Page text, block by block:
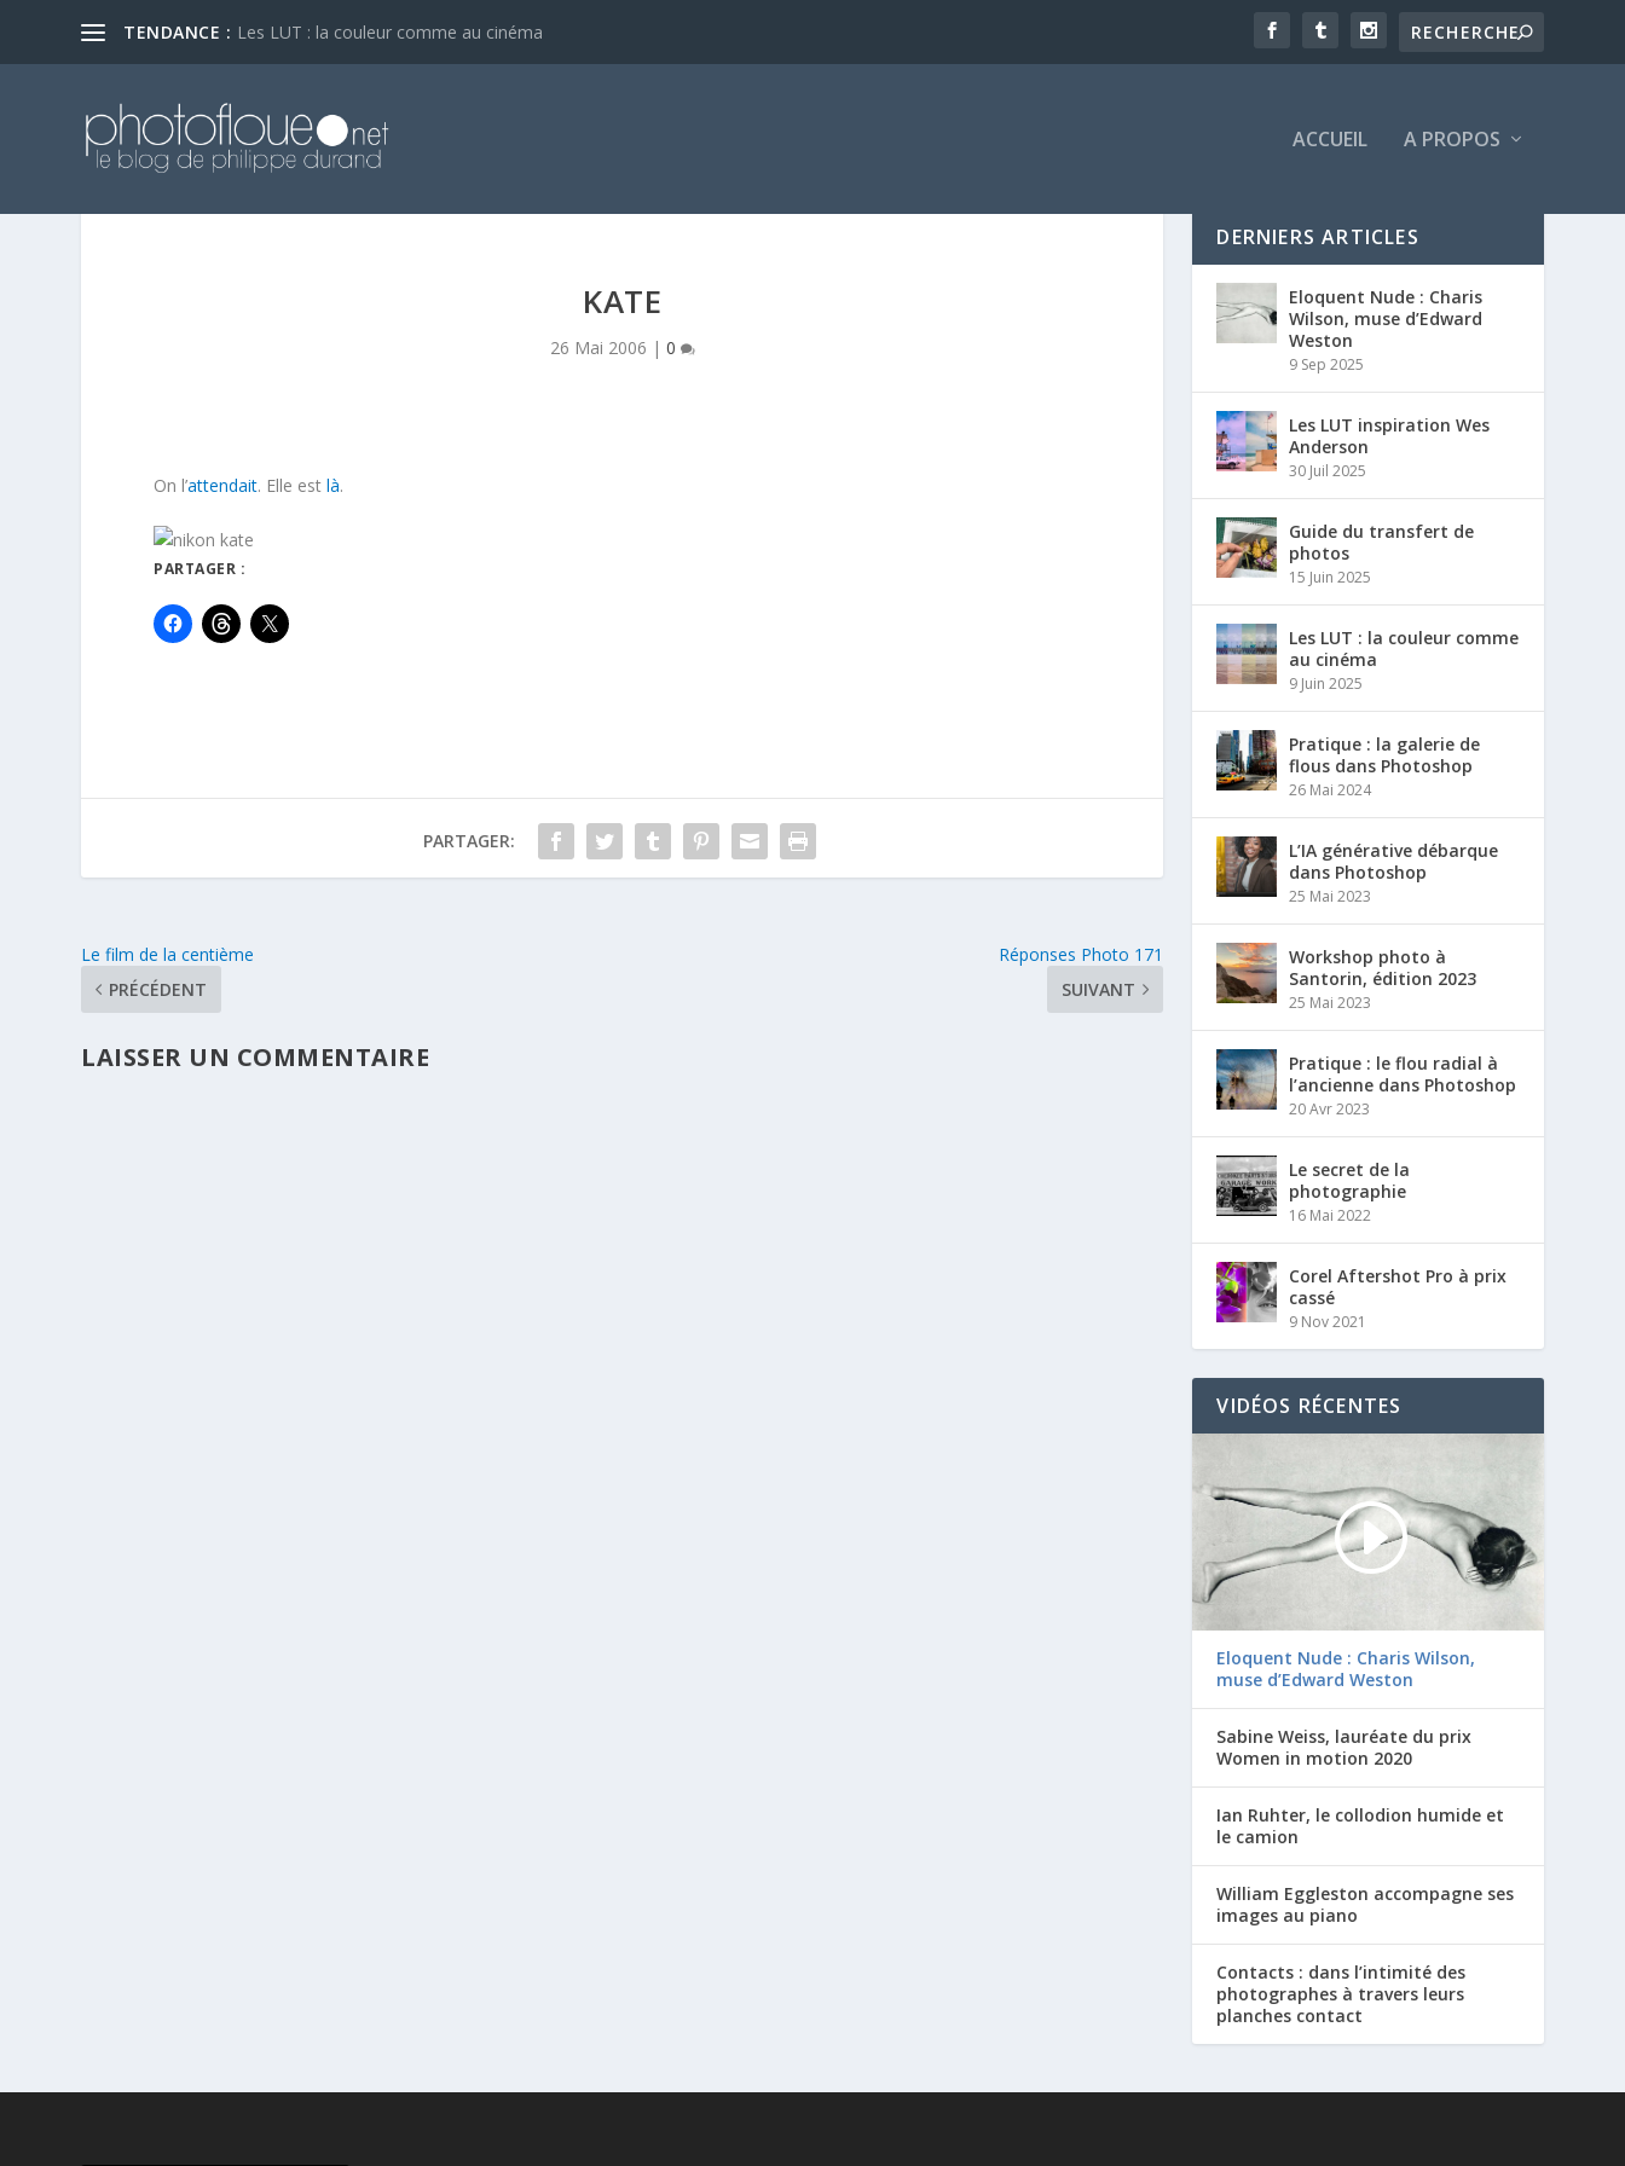
TENDANCE : Les LUT : la couleur comme au cinéma
ACCUEIL A PROPOS
KATE
26 Mai 2006 | 0
On l’attendait. Elle estlà.
PARTAGER :
PARTAGER:
Le film de la centième
PRÉCÉDENT
Réponses Photo 171
SUIVANT
LAISSER UN COMMENTAIRE
DERNIERS ARTICLES
Eloquent Nude : Charis
Wilson, muse d’Edward
Weston
9 Sep 2025
Les LUT inspiration Wes
Anderson
30 Juil 2025
Guide du transfert de
photos
15 Juin 2025
Les LUT : la couleur comme
au cinéma
9 Juin 2025
Pratique : la galerie de
flous dans Photoshop
26 Mai 2024
L’IA générative débarque
dans Photoshop
25 Mai 2023
Workshop photo à
Santorin, édition 2023
25 Mai 2023
Pratique : le flou radial à
l’ancienne dans Photoshop
20 Avr 2023
Le secret de la
photographie
16 Mai 2022
Corel Aftershot Pro à prix
cassé
9 Nov 2021
VIDÉOS RÉCENTES
Eloquent Nude : Charis Wilson,
muse d’Edward Weston
Sabine Weiss, lauréate du prix
Women in motion 2020
Ian Ruhter, le collodion humide et
le camion
William Eggleston accompagne ses
images au piano
Contacts : dans l’intimité des
photographes à travers leurs
planches contact